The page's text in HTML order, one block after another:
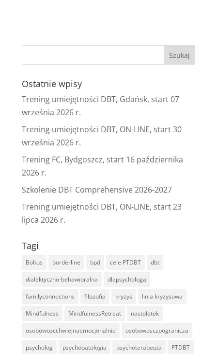
Ostatnie wpisy
Trening umiejętności DBT, Gdańsk, start 07
września 2026 r.
Trening umiejętności DBT, ON-LINE, start 30
września 2026 r.
Trening FC, Bydgoszcz, start 16 października
2026 r.
Szkolenie DBT Comprehensive 2026-2027
Trening umiejętności DBT, ON-LINE, start 23
lipca 2026 r.
Tagi
Bohus borderline bpd cele PTDBT dbt
dialektyczno-behawioralna dlapsychologa
familyconnections filozofia kryzys linia kryzysowa
Mindfulness MindfulnessRetreat nastolatek
osobowoscchwiejnaemocjonalnie osobowosczpogranicza
psycholog psychopatologia psychoterapeuta PTDBT